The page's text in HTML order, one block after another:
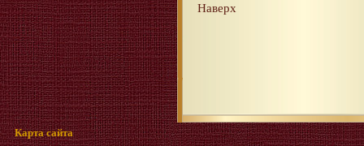
Наверх
Карта сайта